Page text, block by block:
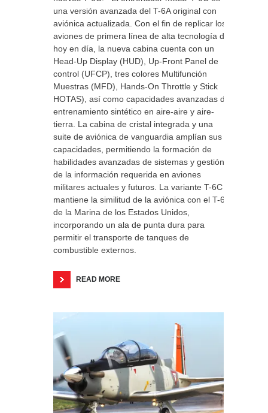
una versión avanzada del T-6A original con
aviónica actualizada. Con el fin de replicar los
aviones de primera línea de alta tecnología de
hoy en día, la nueva cabina cuenta con un
Head-Up Display (HUD), Up-Front Panel de
control (UFCP), tres colores Multifunción
Muestras (MFD), Hands-On Throttle y Stick
HOTAS), así como capacidades avanzadas de
entrenamiento sintético en aire-aire y aire-
tierra. La cabina de cristal integrada y una
suite de aviónica de vanguardia amplían sus
capacidades, permitiendo la formación de
habilidades avanzadas de sistemas y gestión
de la información requerida en aviones
militares actuales y futuros. La variante T-6C
mantiene la similitud de la aviónica con el T-6B
de la Marina de los Estados Unidos,
incorporando un ala de punta dura para
permitir el transporte de tanques de
combustible externos.
READ MORE